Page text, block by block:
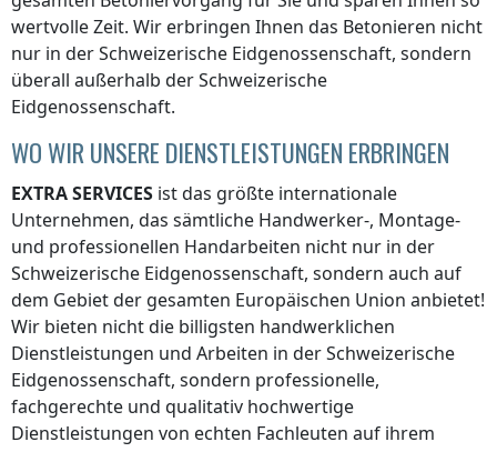
wertvolle Zeit. Wir erbringen Ihnen das Betonieren nicht
nur in der Schweizerische Eidgenossenschaft, sondern
überall außerhalb der Schweizerische
Eidgenossenschaft.
WO WIR UNSERE DIENSTLEISTUNGEN ERBRINGEN
EXTRA SERVICES ist das größte internationale
Unternehmen, das sämtliche Handwerker-, Montage-
und professionellen Handarbeiten nicht nur in der
Schweizerische Eidgenossenschaft, sondern auch auf
dem Gebiet der gesamten Europäischen Union anbietet!
Wir bieten nicht die billigsten handwerklichen
Dienstleistungen und Arbeiten in der Schweizerische
Eidgenossenschaft, sondern professionelle,
fachgerechte und qualitativ hochwertige
Dienstleistungen von echten Fachleuten auf ihrem